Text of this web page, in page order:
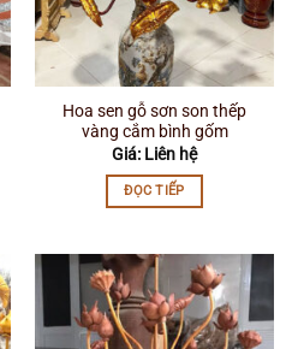
Hoa sen gỗ sơn son thếp
vàng cắm bình gốm
Giá: Liên hệ
ĐỌC TIẾP